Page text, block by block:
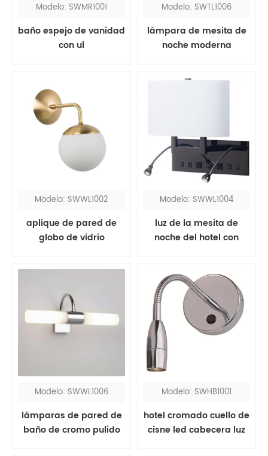
Modelo: SWMR1001
baño espejo de vanidad
con ul
Modelo: SWTL1006
lámpara de mesita de
noche moderna
Modelo: SWWL1002
aplique de pared de
globo de vidrio
latón
Modelo: SWWL1004
luz de la mesita de
noche del hotel con
Modelo: SWWL1006
lámparas de pared de
baño de cromo pulido
Modelo: SWHB1001
hotel cromado cuello de
cisne led cabecera luz